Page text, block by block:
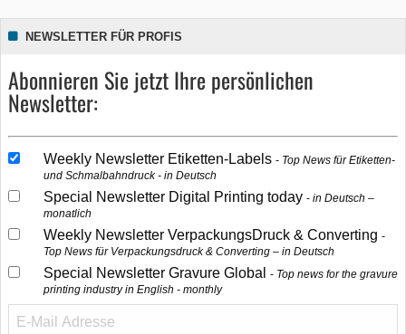
NEWSLETTER FÜR PROFIS
Abonnieren Sie jetzt Ihre persönlichen
Newsletter:
Weekly Newsletter Etiketten-Labels
Top News für Etiketten-
und Schmalbahndruck - in Deutsch
Special Newsletter Digital Printing today
in Deutsch –
monatlich
Weekly Newsletter VerpackungsDruck & Converting
Top News für Verpackungsdruck & Converting – in Deutsch
Special Newsletter Gravure Global
Top news for the gravure
printing industry in English - monthly